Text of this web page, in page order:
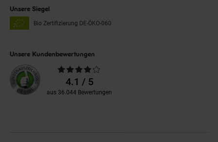
Unsere Siegel
Bio Zertifizierung DE-ÖKO-060
Unsere Kundenbewertungen
Durchschnittliche
Bewertungen4.1 / 5
aus 36.044 Bewertungen